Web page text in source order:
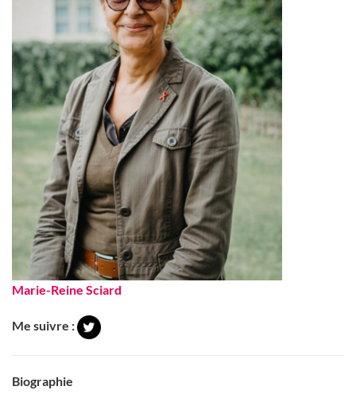
Marie-Reine Sciard
Me suivre :
Biographie